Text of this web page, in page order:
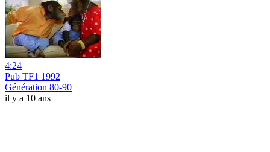
4:24
Pub TF1 1992
Génération 80-90
il y a 10 ans